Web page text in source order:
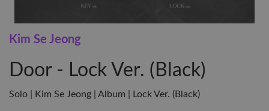
Kim Se Jeong
Door - Lock Ver. (Black)
Solo | Kim Se Jeong | Album | Lock Ver. (Black)